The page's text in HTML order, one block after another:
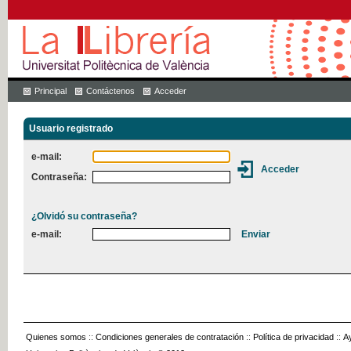
Principal Contáctenos Acceder
Usuario registrado
e-mail:
Contraseña:
¿Olvidó su contraseña?
e-mail:
Quienes somos :: Condiciones generales de contratación :: Política de privacidad ::